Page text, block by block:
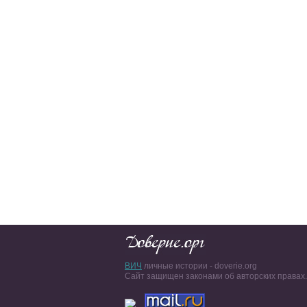
ВИЧ личные истории - doverie.org
Сайт защищен законами об авторских